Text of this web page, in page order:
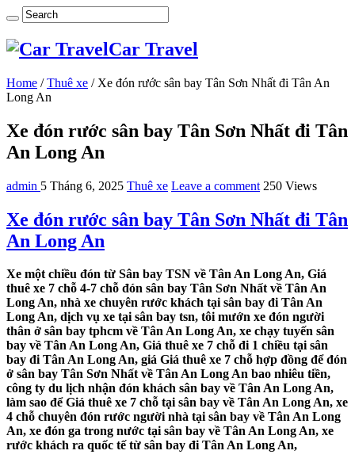
Car Travel
Home / Thuê xe / Xe đón rước sân bay Tân Sơn Nhất đi Tân An
Long An
Xe đón rước sân bay Tân Sơn Nhất đi Tân
An Long An
admin 5 Tháng 6, 2025 Thuê xe Leave a comment 250 Views
Xe đón rước sân bay Tân Sơn Nhất đi Tân
An Long An
Xe một chiều đón từ Sân bay TSN về Tân An Long An, Giá
thuê xe 7 chỗ 4-7 chỗ đón sân bay Tân Sơn Nhất về Tân An
Long An, nhà xe chuyên rước khách tại sân bay đi Tân An
Long An, dịch vụ xe tại sân bay tsn, tôi mướn xe đón người
thân ở sân bay tphcm về Tân An Long An, xe chạy tuyến sân
bay về Tân An Long An, Giá thuê xe 7 chỗ đi 1 chiều tại sân
bay đi Tân An Long An, giá Giá thuê xe 7 chỗ hợp đồng để đón
ở sân bay Tân Sơn Nhất về Tân An Long An bao nhiêu tiền,
công ty du lịch nhận đón khách sân bay về Tân An Long An,
làm sao để Giá thuê xe 7 chỗ tại sân bay về Tân An Long An, xe
4 chỗ chuyên đón rước người nhà tại sân bay về Tân An Long
An, xe đón ga trong nước tại sân bay về Tân An Long An, xe
rước khách ra quốc tế từ sân bay đi Tân An Long An,